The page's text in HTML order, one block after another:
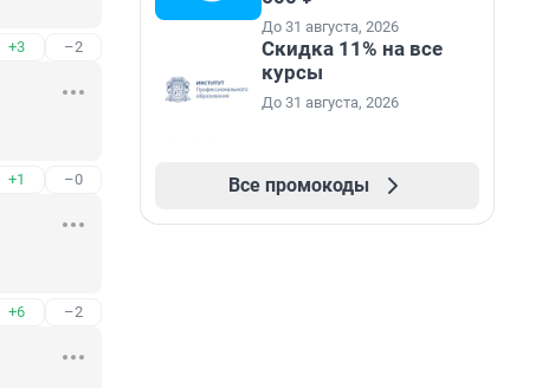
+3 –2
+1 –0
+6 –2
До 31 августа, 2026
Скидка 11% на все
курсы
До 31 августа, 2026
Все промокоды